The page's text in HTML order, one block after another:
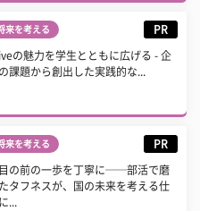
来を考える PR
の魅力を学生とともに広げる - 企
課題から創出した実践的な...
来を考える PR
目の前の一歩を丁寧に──部活で磨
タフネスが、国の未来を考える仕
...